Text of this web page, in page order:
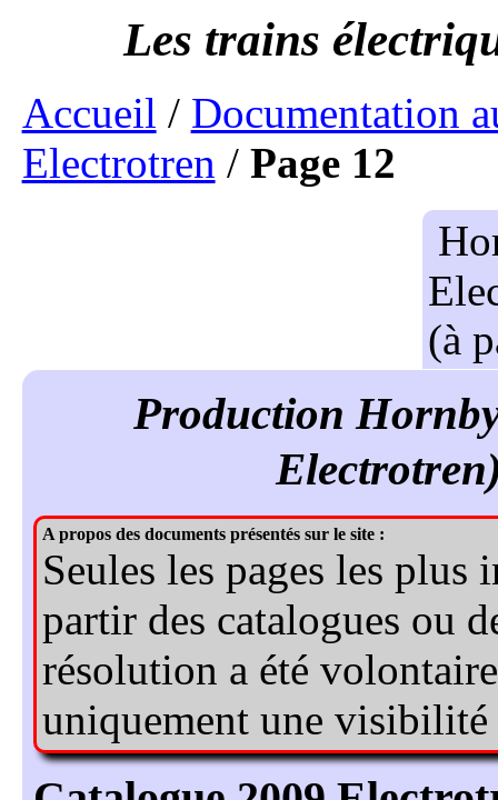
Accueil / Documentation
Electrotren / Page 12